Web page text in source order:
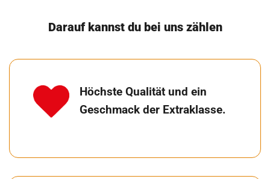
Darauf kannst du bei uns zählen
Höchste Qualität und ein
Geschmack der Extraklasse.